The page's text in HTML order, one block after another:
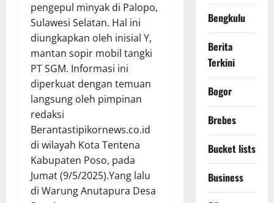
pengepul minyak di Palopo,
Sulawesi Selatan. Hal ini
diungkapkan oleh inisial Y,
mantan sopir mobil tangki
PT SGM. Informasi ini
diperkuat dengan temuan
langsung oleh pimpinan
redaksi
Berantastipikornews.co.id
di wilayah Kota Tentena
Kabupaten Poso, pada
Jumat (9/5/2025).Yang lalu
di Warung Anutapura Desa
Bengkulu
Berita
Terkini
Bogor
Brebes
Bucket lists
Business